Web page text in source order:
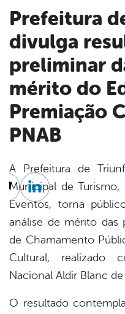
Prefeitura de Triunfo
divulga
preliminar
mérito do
Premiação
PNAB
A Prefeitura de
Municipal de
Eventos, torna
análise de mérito das
de Chamamento
Cultural, realizado
Nacional Aldir Blanc
O resultado
Twitter
Linkedin